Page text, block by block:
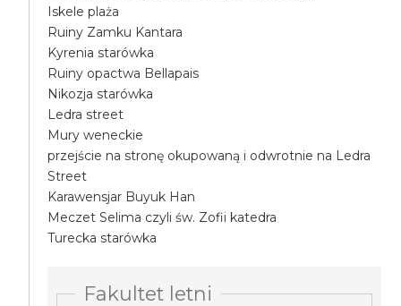
Iskele plaża
Ruiny Zamku Kantara
Kyrenia starówka
Ruiny opactwa Bellapais
Nikozja starówka
Ledra street
Mury weneckie
przejście na stronę okupowaną i odwrotnie na Ledra
Street
Karawensjar Buyuk Han
Meczet Selima czyli św. Zofii katedra
Turecka starówka
Fakultet letni